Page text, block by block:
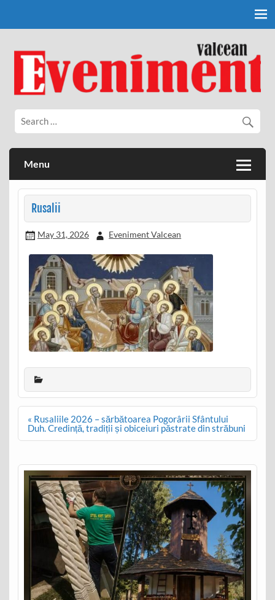
Eveniment Valcean
Menu
Rusalii
May 31, 2026 Eveniment Valcean
Post
navigation
« Rusaliile 2026 – sărbătoarea Pogorârii Sfântului
Duh. Credință, tradiții și obiceiuri păstrate din străbuni